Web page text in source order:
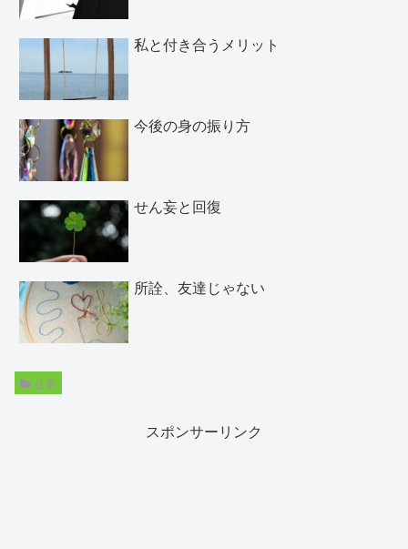
私と付き合うメリット
今後の身の振り方
せん妄と回復
所詮、友達じゃない
仕事
スポンサーリンク